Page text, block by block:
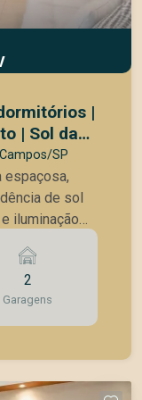
|
| Sol da
SP
espaçosa,
de sol
iluminação
sendo 1
estar e jantar
funcional
e
2
Garagens